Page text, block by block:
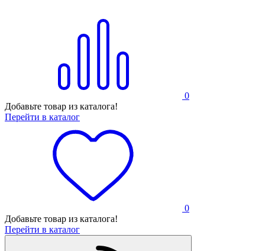
0
Добавьте товар из каталога!
Перейти в каталог
0
Добавьте товар из каталога!
Перейти в каталог